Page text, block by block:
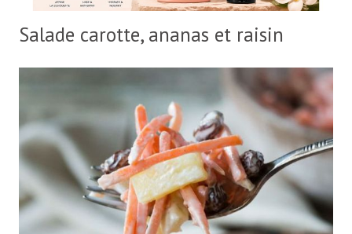
Salade carotte, ananas et raisin